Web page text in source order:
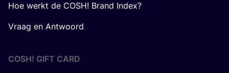
Hoe werkt de COSH! Brand Index?
Vraag en Antwoord
COSH! GIFT CARD